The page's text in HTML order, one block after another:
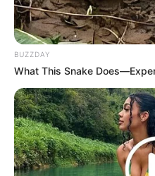
Bikin Ngakak, 10
Cosplay Murah Pakai
Seadanya
BUZZDAY
What This Snake